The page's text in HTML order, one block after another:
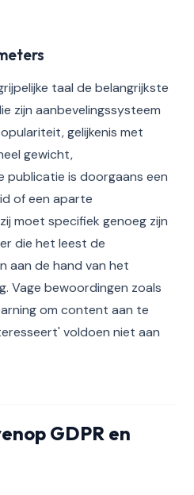
taal de belangrijkste
zijn aanbevelingssysteem
gelijkenis met
gewicht,
publicatie is doorgaans een
of een aparte
moet specifiek genoeg zijn
die het leest de
aan de hand van het
Vage bewoordingen zoals
om content aan te
voldoen niet aan
GDPR en